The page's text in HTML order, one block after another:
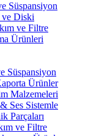
Süspansiyon
ve Diski
ve Filtre
Ürünleri
Süspansiyon
Ürünler
Malzemeleri
Ses Sistemle
Parçaları
ve Filtre